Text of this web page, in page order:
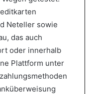
Neteller sowie
das auch
oder innerhalb
Plattform unter